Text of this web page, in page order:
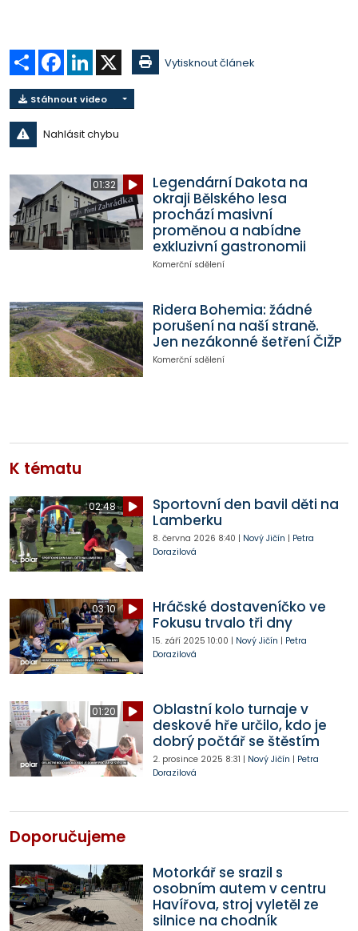
Sdílet Facebook
LinkedIn Vytisknout článek
Stáhnout video
Nahlásit chybu
01:32
Legendární Dakota na
okraji Bělského lesa
prochází masivní
proměnou a nabídne
exkluzivní gastronomii
Komerční sdělení
Ridera Bohemia: žádné
porušení na naší straně.
Jen nezákonné šetření ČIŽP
Komerční sdělení
K tématu
02:48
Sportovní den bavil děti na
Lamberku
8. června 2026 8:40 | Nový Jičín | Petra
Dorazilová
03:10
Hráčské dostaveníčko ve
Fokusu trvalo tři dny
15. září 2025 10:00 | Nový Jičín | Petra
Dorazilová
01:20
Oblastní kolo turnaje v
deskové hře určilo, kdo je
dobrý počtář se štěstím
2. prosince 2025 8:31 | Nový Jičín | Petra
Dorazilová
Doporučujeme
Motorkář se srazil s
osobním autem v centru
Havířova, stroj vyletěl ze
silnice na chodník